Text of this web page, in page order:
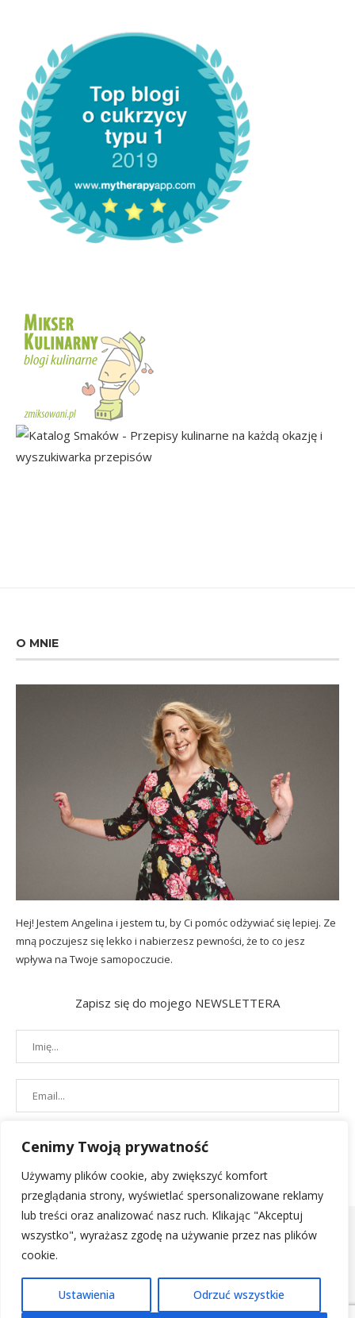
Cenimy Twoją prywatność
Używamy plików cookie, aby zwiększyć komfort
przeglądania strony, wyświetlać spersonalizowane reklamy
lub treści oraz analizować nasz ruch. Klikając "Akceptuj
wszystko", wyrażasz zgodę na używanie przez nas plików
cookie.
Ustawienia Odrzuć wszystkie
O MNIE
Hej! Jestem Angelina i jestem tu, by Ci pomóc odżywiać się lepiej. Ze
mną poczujesz się lekko i nabierzesz pewności, że to co jesz
wpływa na Twoje samopoczucie.
Zapisz się do mojego NEWSLETTERA
POLITYKA PRYWATNOŚCI REGULAMIN SKLEPU| 2019 - All Right
Reserved. Designed and Developed byPenciDesign